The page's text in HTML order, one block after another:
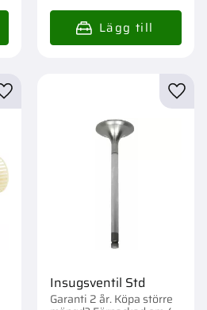
Lägg till i favoriter
Insugsventil Std
Garanti 2 år. Köpa större